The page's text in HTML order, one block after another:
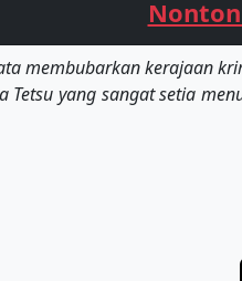
membubarkan kerajaan
Tetsu yang sangat setia